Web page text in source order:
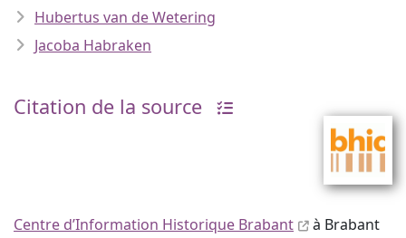
Hubertus van de Wetering
Jacoba Habraken
Citation de la source
Centre d’Information Historique Brabant
à Brabant